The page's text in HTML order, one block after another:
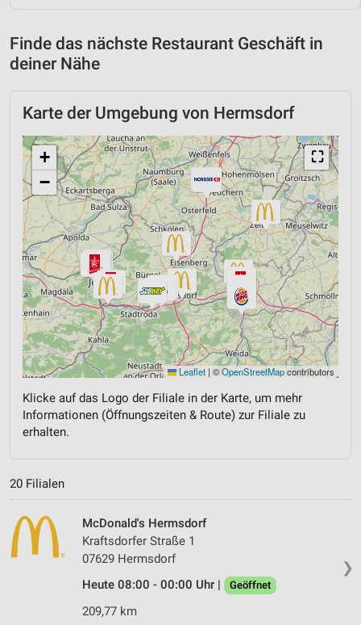
Finde das nächste Restaurant Geschäft in
deiner Nähe
Karte der Umgebung von Hermsdorf
⛶
+
−
Leaflet | ©OpenStreetMapcontributors
Klicke auf das Logo der Filiale in der Karte, um mehr
Informationen (Öffnungszeiten & Route) zur Filiale zu
erhalten.
20 Filialen
❯
McDonald's Hermsdorf
Kraftsdorfer Straße 1
07629 Hermsdorf
Heute 08:00 - 00:00 Uhr |
Geöffnet
209,77 km